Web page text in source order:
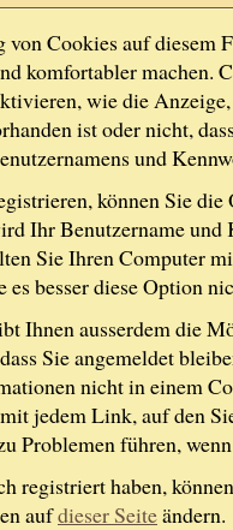
von Cookies auf diesem
komfortabler machen.
wie die
ist oder nicht,
und
können Sie
Ihr Benutzername
Sie Ihren Computer
es besser diese Option
Ihnen ausserdem die
Sie angemeldet
nicht in einem
jedem Link, auf den
Problemen führen,
registriert haben,
aufdieser Seiteändern.